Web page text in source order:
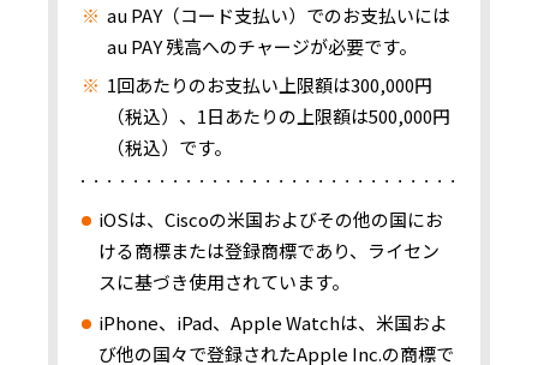
au PAY（コード支払い）でのお支払いには
au PAY 残高へのチャージが必要です。
1回あたりのお支払い上限額は300,000円
（税込）、1日あたりの上限額は500,000円
（税込）です。
iOSは、Ciscoの米国およびその他の国にお
ける商標または登録商標であり、ライセン
スに基づき使用されています。
iPhone、iPad、Apple Watchは、米国およ
び他の国々で登録されたApple Inc.の商標で